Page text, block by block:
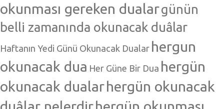
okunması gereken dualargünün
belli zamanında okunacak duâlar
Haftanın Yedi Günü Okunacak Dualar hergun
okunacak dua Her Güne Bir Dua hergün
okunacak dualarhergün okunacak